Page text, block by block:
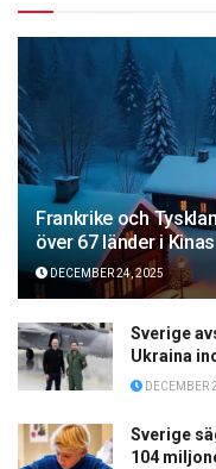
Frankrike och
över 67 länder i
DECEMBER 24, 2025
Sverige
Ukraina
DECEMBER
Sverige
104